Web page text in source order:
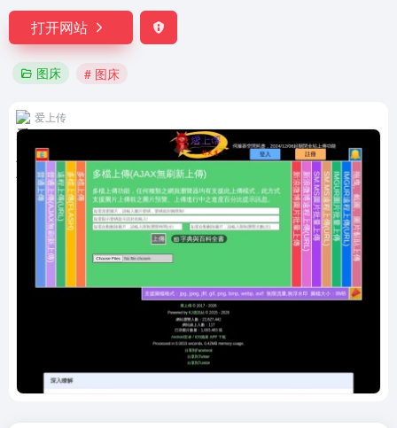
打开网站
图床 # 图床
爱上传